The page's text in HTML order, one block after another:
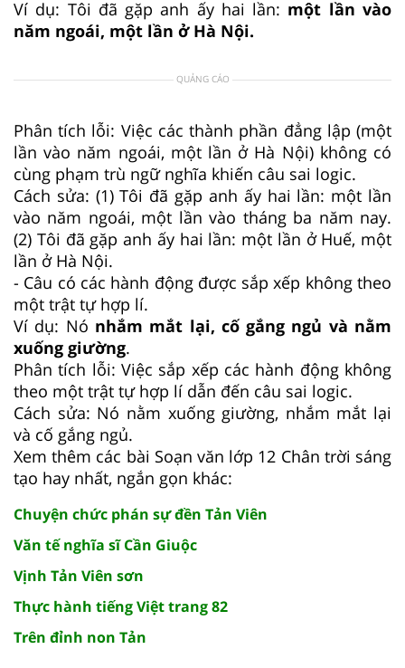
Ví dụ: Tôi đã gặp anh ấy hai lần: một lần vào
năm ngoái, một lần ở Hà Nội.
QUẢNG CÁO
Phân tích lỗi: Việc các thành phần đẳng lập (một
lần vào năm ngoái, một lần ở Hà Nội) không có
cùng phạm trù ngữ nghĩa khiến câu sai logic.
Cách sửa: (1) Tôi đã gặp anh ấy hai lần: một lần
vào năm ngoái, một lần vào tháng ba năm nay.
(2) Tôi đã gặp anh ấy hai lần: một lần ở Huế, một
lần ở Hà Nội.
- Câu có các hành động được sắp xếp không theo
một trật tự hợp lí.
Ví dụ: Nó nhắm mắt lại, cố gắng ngủ và nằm
xuống giường.
Phân tích lỗi: Việc sắp xếp các hành động không
theo một trật tự hợp lí dẫn đến câu sai logic.
Cách sửa: Nó nằm xuống giường, nhắm mắt lại
và cố gắng ngủ.
Xem thêm các bài Soạn văn lớp 12 Chân trời sáng
tạo hay nhất, ngắn gọn khác:
Chuyện chức phán sự đền Tản Viên
Văn tế nghĩa sĩ Cần Giuộc
Vịnh Tản Viên sơn
Thực hành tiếng Việt trang 82
Trên đỉnh non Tản